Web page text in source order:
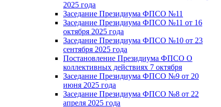
2025 года
Заседание Президиума ФПСО №11
Заседание Президиума ФПСО №11 от 16
октября 2025 года
Заседание Президиума ФПСО №10 от 23
сентября 2025 года
Постановление Президиума ФПСО О
коллективных действиях 7 октября
Заседание Президиума ФПСО №9 от 20
июня 2025 года
Заседание Президиума ФПСО №8 от 22
апреля 2025 года